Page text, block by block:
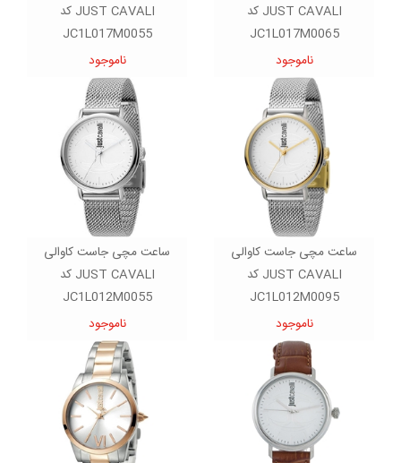
JUST CAVALI کد
JC1L017M0065
ناموجود
JUST CAVALI کد
JC1L017M0055
ناموجود
ساعت مچی جاست کاوالی
JUST CAVALI کد
JC1L012M0095
ناموجود
ساعت مچی جاست کاوالی
JUST CAVALI کد
JC1L012M0055
ناموجود